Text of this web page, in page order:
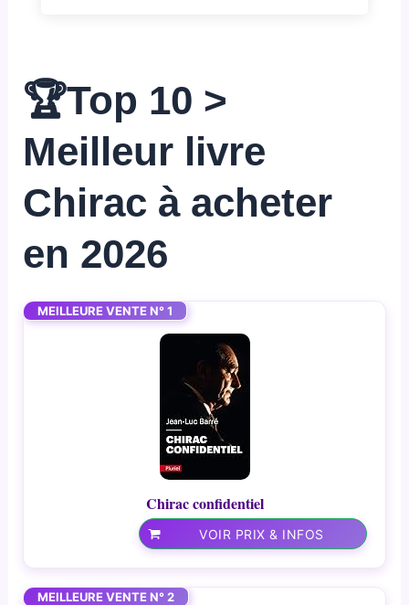
🏆Top 10 >
Meilleur livre
Chirac à acheter
en 2026
MEILLEURE VENTE N° 1
Chirac confidentiel
VOIR PRIX & INFOS
MEILLEURE VENTE N° 2